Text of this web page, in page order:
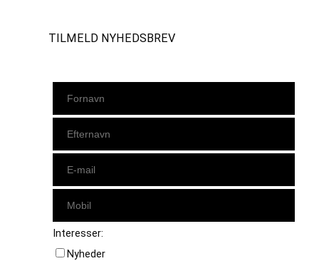
TILMELD NYHEDSBREV
Interesser:
Nyheder